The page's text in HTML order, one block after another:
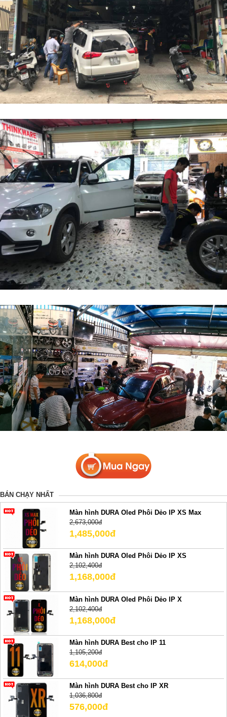
BÁN CHẠY NHẤT
Màn hình DURA Oled Phôi Dẻo IP XS Max
2,673,000đ
1,485,000đ
Màn hình DURA Oled Phôi Dẻo IP XS
2,102,400đ
1,168,000đ
Màn hình DURA Oled Phôi Dẻo IP X
2,102,400đ
1,168,000đ
Màn hình DURA Best cho IP 11
1,105,200đ
614,000đ
Màn hình DURA Best cho IP XR
1,036,800đ
576,000đ